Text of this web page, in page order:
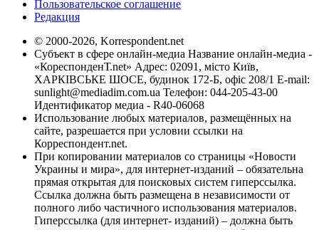
Пользовательское соглашение
Редакция
© 2000-2026, Korrespondent.net
Субъект в сфере онлайн-медиа Название онлайн-медиа -
«КореспонденТ.net» Адрес: 02091, місто Київ,
ХАРКІВСЬКЕ ШОСЕ, будинок 172-Б, офіс 208/1 E-mail:
sunlight@mediadim.com.ua Телефон: 044-205-43-00
Идентификатор медиа - R40-06068
Использование любых материалов, размещённых на
сайте, разрешается при условии ссылки на
Корреспондент.net.
При копировании материалов со страницы «Новости
Украины и мира», для интернет-изданий – обязательна
прямая открытая для поисковых систем гиперссылка.
Ссылка должна быть размещена в независимости от
полного либо частичного использования материалов.
Гиперссылка (для интернет- изданий) – должна быть